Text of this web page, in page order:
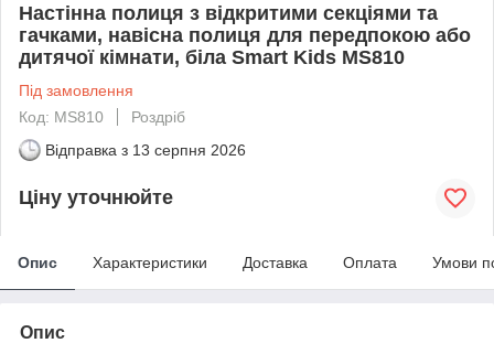
Настінна полиця з відкритими секціями та
гачками, навісна полиця для передпокою або
дитячої кімнати, біла Smart Kids MS810
Під замовлення
Код: MS810
Роздріб
Відправка з 13 серпня 2026
Ціну уточнюйте
Опис Характеристики Доставка Оплата Умови
Опис